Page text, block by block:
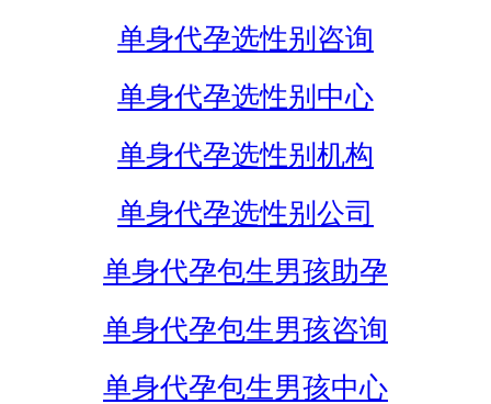
单身代孕选性别咨询
单身代孕选性别中心
单身代孕选性别机构
单身代孕选性别公司
单身代孕包生男孩助孕
单身代孕包生男孩咨询
单身代孕包生男孩中心